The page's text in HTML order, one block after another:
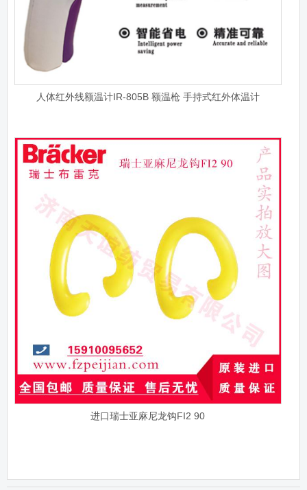
人体红外线额温计IR-805B 额温枪 手持式红外体温计
进口瑞士亚麻尼龙钩FI2 90